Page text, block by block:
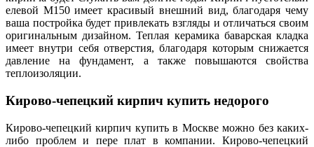
елевой М150 имеет красивый внешний вид, благодаря чему
ваша постройка будет привлекать взгляды и отличаться своим
оригинальным дизайном. Теплая керамика баварская кладка
имеет внутри себя отверстия, благодаря которым снижается
давление на фундамент, а также повышаются свойства
теплоизоляции.
Кирово-чепецкий кирпич купить недорого
Кирово-чепецкий кирпич купить в Москве можно без каких-
либо проблем и пере плат в компании. Кирово-чепецкий